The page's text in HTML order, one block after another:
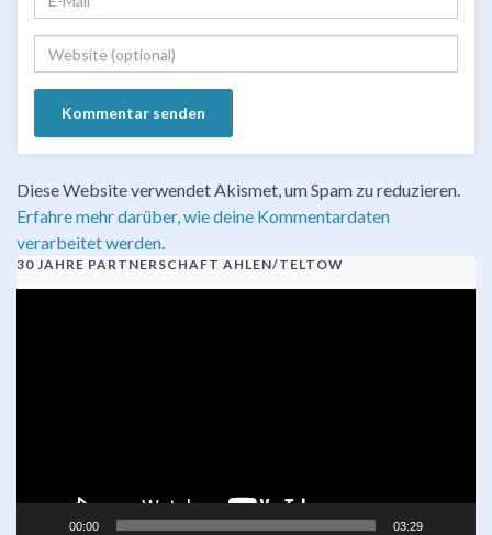
Diese Website verwendet Akismet, um Spam zu reduzieren.
Erfahre mehr darüber, wie deine Kommentardaten
verarbeitet werden.
30 JAHRE PARTNERSCHAFT AHLEN/TELTOW
00:00 03:29